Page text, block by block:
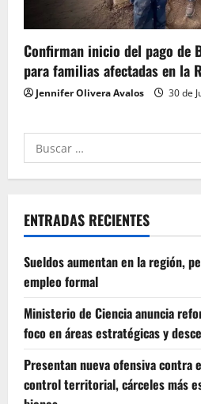
Confirman inicio del pago de
para familias afectadas en la
Jennifer Olivera Avalos 30 de
Buscar
por:
ENTRADAS RECIENTES
Sueldos aumentan en la región,
empleo formal
Ministerio de Ciencia anuncia
foco en áreas estratégicas y
Presentan nueva ofensiva contra
control territorial, cárceles más